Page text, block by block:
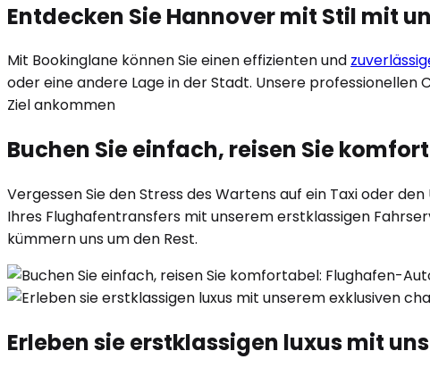
Entdecken Sie Hannover mit Stil mit
Mit Bookinglane können Sie einen effizienten und
oder eine andere Lage in der Stadt. Unsere
Ziel ankommen
Buchen Sie einfach, reisen Sie
Vergessen Sie den Stress des Wartens auf ein Taxi oder
Ihres Flughafentransfers mit unserem erstklassigen
kümmern uns um den Rest.
Erleben sie erstklassigen luxus mit